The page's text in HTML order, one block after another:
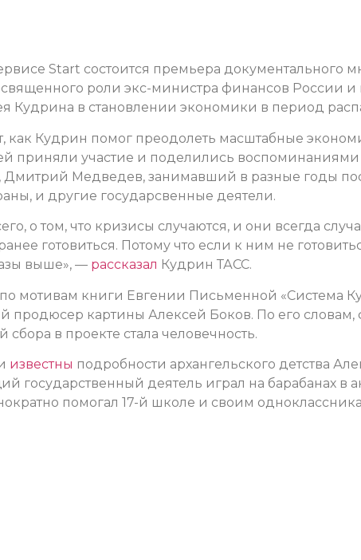
Start состоится премьера документального
роли экс-министра финансов России и
Кудрина в становлении экономики в период
как Кудрин помог преодолеть масштабные
приняли участие и поделились
Медведев, занимавший в разные годы
и другие государсвенные деятели.
о том, что кризисы случаются, и они всегда
готовиться. Потому что если к ним не
выше», — рассказал Кудрин ТАСС.
по мотивам книги Евгении Письменной «Система
продюсер картины Алексей Боков. По его
сбора в проекте стала человечность.
известны подробности архангельского детства
государственный деятель играл на барабанах в
помогал 17-й школе и своим